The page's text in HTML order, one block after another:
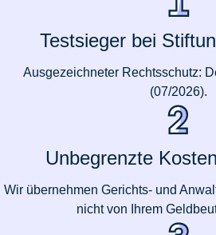
Testsieger bei
Ausgezeichneter Rechtsschutz:
(07/2026).
Unbegrenzte
Wir übernehmen Gerichts- und
nicht von Ihrem